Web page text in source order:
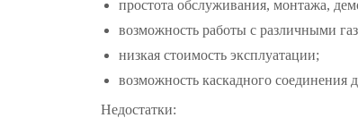
простота обслуживания, монтажа,
возможность работы с различными
низкая стоимость эксплуатации;
возможность каскадного соединения
Недостатки: